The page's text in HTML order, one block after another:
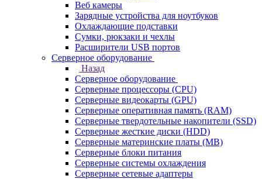
Веб камеры
Зарядные устройства для ноутбуков
Охлаждающие подставки
Сумки, рюкзаки и чехлы
Расширители USB портов
Серверное оборудование
Назад
Серверное оборудование
Серверные процессоры (CPU)
Серверные видеокарты (GPU)
Серверные оперативная память (RAM)
Серверные твердотельные накопители (SSD)
Серверные жесткие диски (HDD)
Серверные материнские платы (MB)
Серверные блоки питания
Серверные системы охлаждения
Серверные сетевые адаптеры